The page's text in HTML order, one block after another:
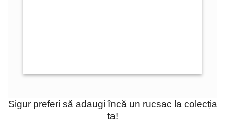
Sigur preferi să adaugi încă un rucsac la colecția
ta!